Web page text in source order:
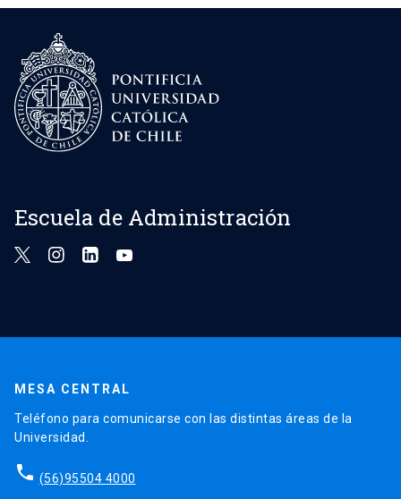
Escuela de Administración
MESA CENTRAL
Teléfono para comunicarse con las distintas áreas de la
Universidad.
phone (56)95504 4000